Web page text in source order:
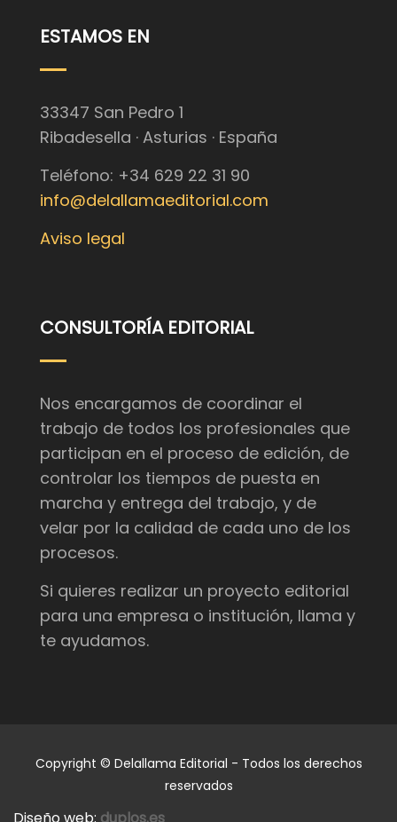
ESTAMOS EN
33347 San Pedro 1
Ribadesella · Asturias · España
Teléfono: +34 629 22 31 90
info@delallamaeditorial.com
Aviso legal
CONSULTORÍA EDITORIAL
Nos encargamos de coordinar el
trabajo de todos los profesionales que
participan en el proceso de edición, de
controlar los tiempos de puesta en
marcha y entrega del trabajo, y de
velar por la calidad de cada uno de los
procesos.
Si quieres realizar un proyecto editorial
para una empresa o institución, llama y
te ayudamos.
Copyright © Delallama Editorial - Todos los derechos
reservados
Diseño web: duplos.es